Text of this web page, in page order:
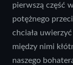
pierwszą część
potężnego
chciała
między nimi
naszego